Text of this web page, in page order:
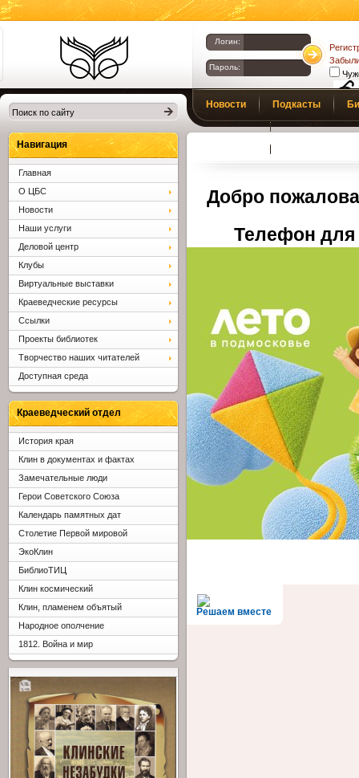
Библиотеки
Клина. Клинская
ЦБС.
Логин:
Пароль:
Новости Подкасты
Добро
Телефон для
Решаем вместе
Навигация
Главная
О ЦБС
Новости
Наши услуги
Деловой центр
Клубы
Виртуальные выставки
Краеведческие ресурсы
Ссылки
Проекты библиотек
Творчество наших читателей
Доступная среда
Краеведческий отдел
История края
Клин в документах и фактах
Замечательные люди
Герои Советского Союза
Календарь памятных дат
Столетие Первой мировой
ЭкоКлин
БиблиоТИЦ
Клин космический
Клин, пламенем объятый
Народное ополчение
1812. Война и мир